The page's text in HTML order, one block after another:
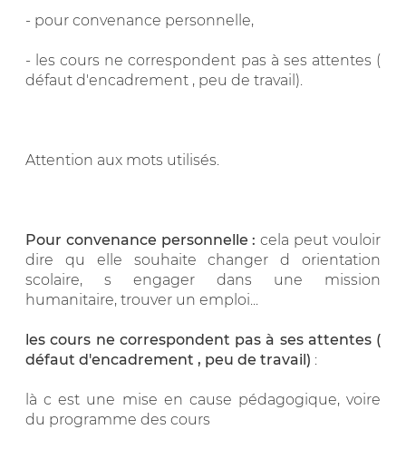
- pour convenance personnelle,
- les cours ne correspondent pas à ses attentes (
défaut d'encadrement , peu de travail).
Attention aux mots utilisés.
Pour convenance personnelle : cela peut vouloir
dire qu elle souhaite changer d orientation
scolaire, s engager dans une mission
humanitaire, trouver un emploi...
les cours ne correspondent pas à ses attentes (
défaut d'encadrement , peu de travail) :
là c est une mise en cause pédagogique, voire
du programme des cours